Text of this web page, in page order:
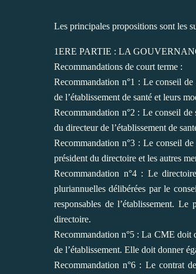
Les principales propositions sont les
1ERE PARTIE : LA
Recommandations de court terme :
Recommandation n°1 : Le conseil
de l’établissement de santé et leurs
Recommandation n°2 : Le conseil
du directeur de l’établissement de
Recommandation n°3 : Le conseil
président du directoire et les autres
Recommandation n°4 : Le
pluriannuelles délibérées par le
responsables de l’établissement. Le
directoire.
Recommandation n°5 : La CME doit
de l’établissement. Elle doit donner
Recommandation n°6 : Le contrat